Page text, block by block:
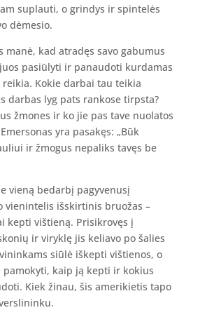
suplauti, o grindys ir spintelės
dėmesio.
manė, kad atradęs savo gabumus
pasiūlyti ir panaudoti kurdamas
Kokie darbai tau teikia
darbas lyg pats rankose tirpsta?
žmones ir ko jie pas tave nuolatos
yra pasakęs: „Būk
ir žmogus nepaliks tavęs be
vieną bedarbį pagyvenusį
vienintelis išskirtinis bruožas –
kepti vištieną. Prisikrovęs į
ir viryklę jis keliavo po šalies
siūlė iškepti vištienos, o
pamokyti, kaip ją kepti ir kokius
Kiek žinau, šis amerikietis tapo